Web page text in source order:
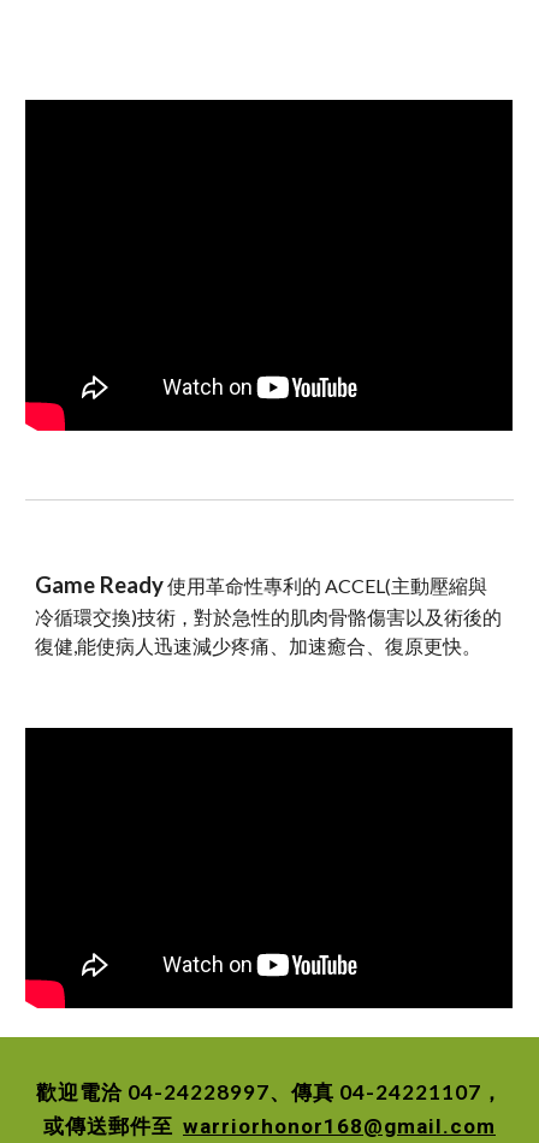
Game Ready使用革命性專利的 ACCEL(主動壓縮與
冷循環交換)技術 ，對於急性的肌肉骨骼傷害以及術後的
復健,能使病人迅速減少疼痛、加速癒合、復原更快。
歡迎電洽 04-24228997、傳真 04-24221107，
或傳送郵件至 warriorhonor168@gmail.com